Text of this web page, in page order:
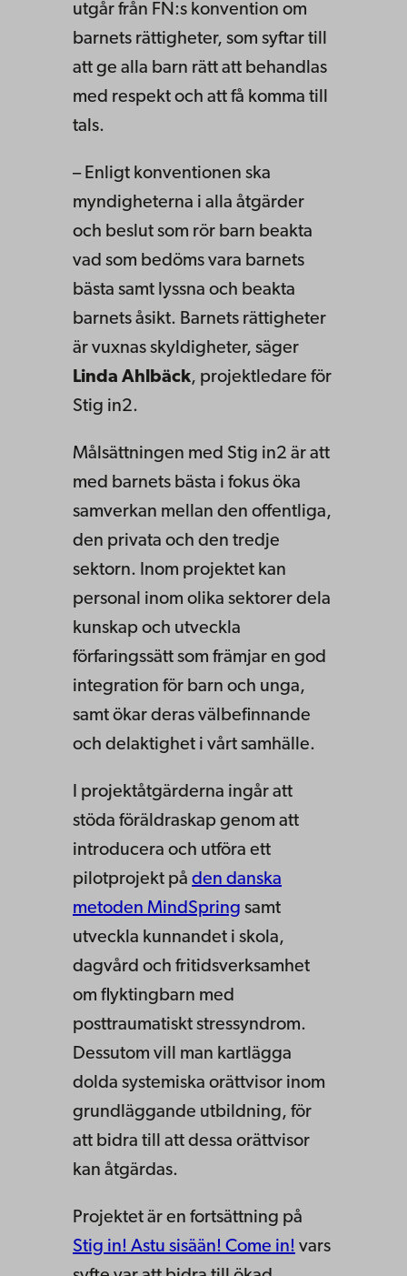
utgår från FN:s konvention om
barnets rättigheter, som syftar till
att ge alla barn rätt att behandlas
med respekt och att få komma till
tals.
– Enligt konventionen ska
myndigheterna i alla åtgärder
och beslut som rör barn beakta
vad som bedöms vara barnets
bästa samt lyssna och beakta
barnets åsikt. Barnets rättigheter
är vuxnas skyldigheter, säger
Linda Ahlbäck, projektledare för
Stig in2.
Målsättningen med Stig in2 är att
med barnets bästa i fokus öka
samverkan mellan den offentliga,
den privata och den tredje
sektorn. Inom projektet kan
personal inom olika sektorer dela
kunskap och utveckla
förfaringssätt som främjar en god
integration för barn och unga,
samt ökar deras välbefinnande
och delaktighet i vårt samhälle.
I projektåtgärderna ingår att
stöda föräldraskap genom att
introducera och utföra ett
pilotprojekt på den danska
metoden MindSpring samt
utveckla kunnandet i skola,
dagvård och fritidsverksamhet
om flyktingbarn med
posttraumatiskt stressyndrom.
Dessutom vill man kartlägga
dolda systemiska orättvisor inom
grundläggande utbildning, för
att bidra till att dessa orättvisor
kan åtgärdas.
Projektet är en fortsättning på
Stig in! Astu sisään! Come in! vars